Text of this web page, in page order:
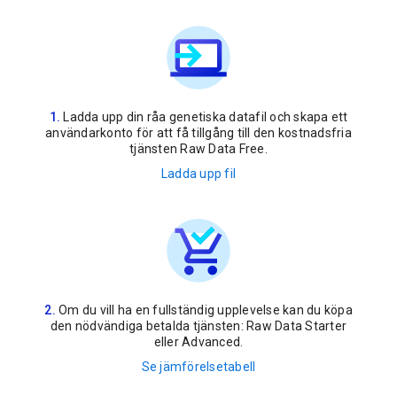
Ladda upp din råa genetiska datafil och skapa ett
användarkonto för att få tillgång till den kostnadsfria
tjänsten Raw Data Free.
Ladda upp fil
Om du vill ha en fullständig upplevelse kan du köpa
den nödvändiga betalda tjänsten: Raw Data Starter
eller Advanced.
Se jämförelsetabell